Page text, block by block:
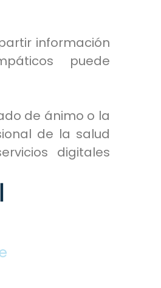
información
puede
de ánimo o la
de la salud
digitales